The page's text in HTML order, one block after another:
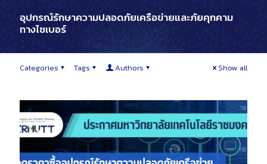
อุปกรณ์รักษาความปลอดภัยเครือข่ายและภัยคุกคาม
ทางไซเบอร์
Categories Tags Authors Show all